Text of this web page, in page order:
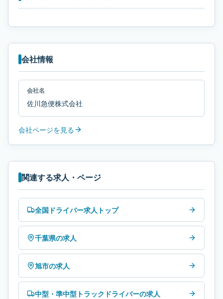
会社情報
会社名
佐川急便株式会社
会社ページを見る
関連する求人・ページ
全国ドライバー求人トップ
千葉県の求人
旭市の求人
中型・準中型トラックドライバーの求人